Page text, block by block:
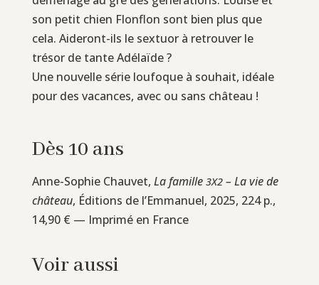
son petit chien Flonflon sont bien plus que
cela. Aideront-ils le sextuor à retrouver le
trésor de tante Adélaïde ?
Une nouvelle série loufoque à souhait, idéale
pour des vacances, avec ou sans château !
Dès 10 ans
Anne-Sophie Chauvet, La famille 3X2– La vie de
château, Éditions de l’Emmanuel, 2025, 224 p.,
14,90 € — Imprimé en France
Voir aussi